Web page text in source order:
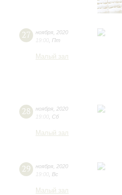
27 ноября 2020
19:00 Пт
Малый зал
28 ноября 2020
19:00 Сб
Малый зал
29 ноября 2020
19:00 Вс
Малый зал